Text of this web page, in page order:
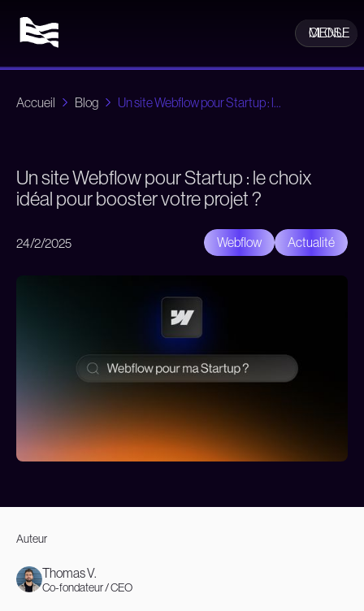
CLOSE
MENU
Accueil Blog Un site Webflow pour Startup : l...
Un site Webflow pour Startup : le choix
idéal pour booster votre projet ?
24/2/2025 Webflow Actualité
Auteur
Thomas V.
Co-fondateur / CEO